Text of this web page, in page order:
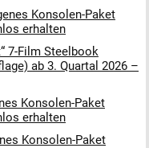
Konsolen-Paket
erhalten
7-Film Steelbook
ab 3. Quartal 2026 –
Konsolen-Paket
erhalten
Konsolen-Paket